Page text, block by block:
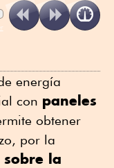
energía
con paneles
obtener
por la
sobre la